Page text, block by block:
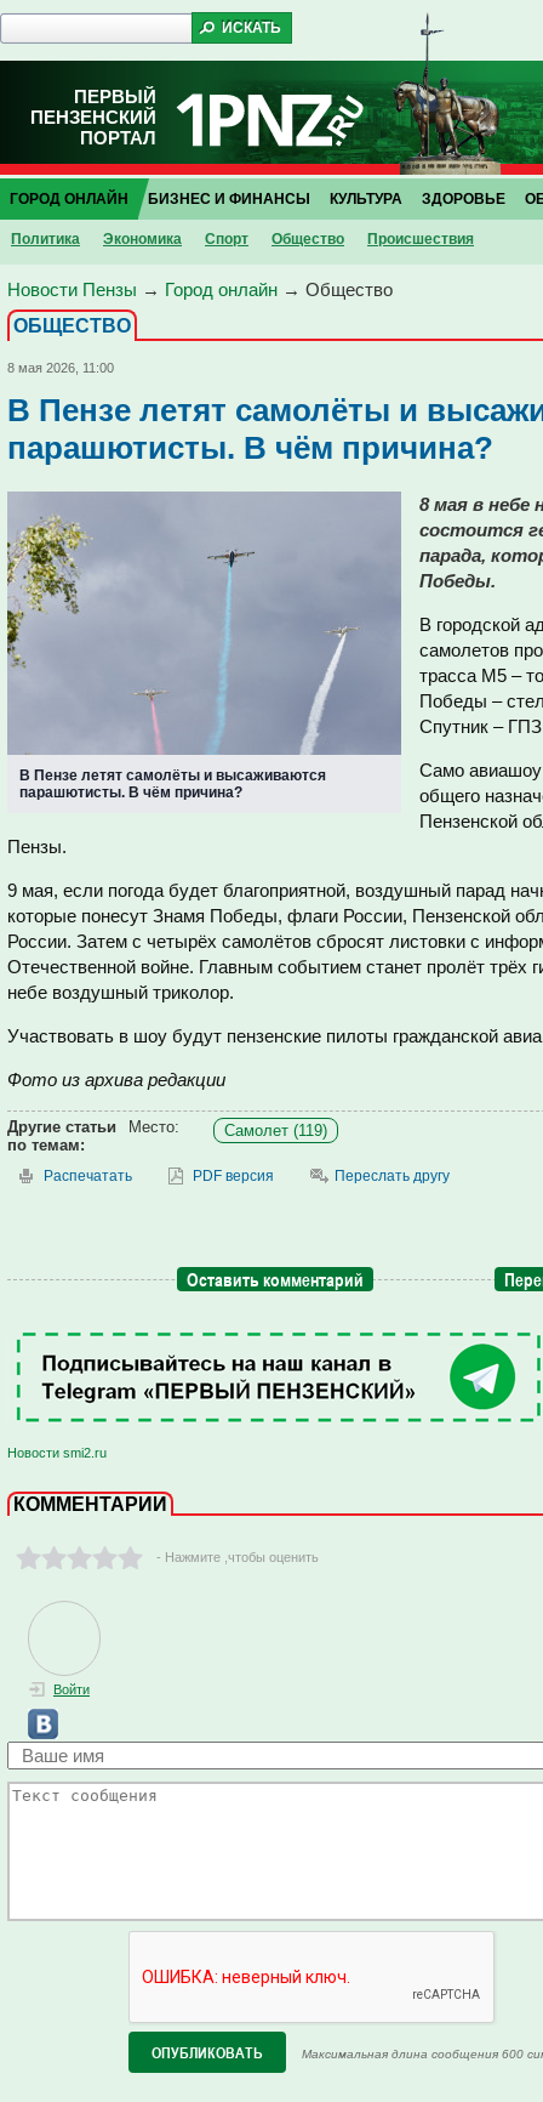
ПЕРВЫЙ
ПЕНЗЕНСКИЙ
ПОРТАЛ
ГОРОД ОНЛАЙН
Политика Экономика Спорт Общество Проиcшествия
БИЗНЕС И ФИНАНСЫ КУЛЬТУРА ЗДОРОВЬЕ
Новости Пензы → Город онлайн → Общество
ОБЩЕСТВО
8 мая 2026, 11:00
В Пензе летят самолёты и
парашютисты. В чём причина?
В Пензе летят самолёты и высаживаются
парашютисты. В чём причина?
8 мая в небе
состоится
парада,
Победы.
В городской
самолетов
трасса М5 –
Победы –
Спутник –
Само авиашоу
общего
Пензенской
Пензы.
9 мая, если погода будет благоприятной, воздушный парад
которые понесут Знамя Победы, флаги России, Пензенской
России. Затем с четырёх самолётов сбросят листовки с
Отечественной войне. Главным событием станет пролёт трёх
небе воздушный триколор.
Участвовать в шоу будут пензенские пилоты гражданской
Фото из архива редакции
Другие статьи
по темам:
Место: Самолет (119)
Распечатать PDF версия Переслать другу
Оставить комментарий
Новости smi2.ru
КОММЕНТАРИИ
- Нажмите ,чтобы оценить
Войти
Максимальная длина сообщения 600